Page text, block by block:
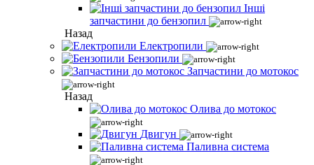
Інші
запчастини до бензопил
Назад
Електропили
Бензопили
Запчастини до мотокос
Назад
Олива до мотокос
Двигун
Паливна система